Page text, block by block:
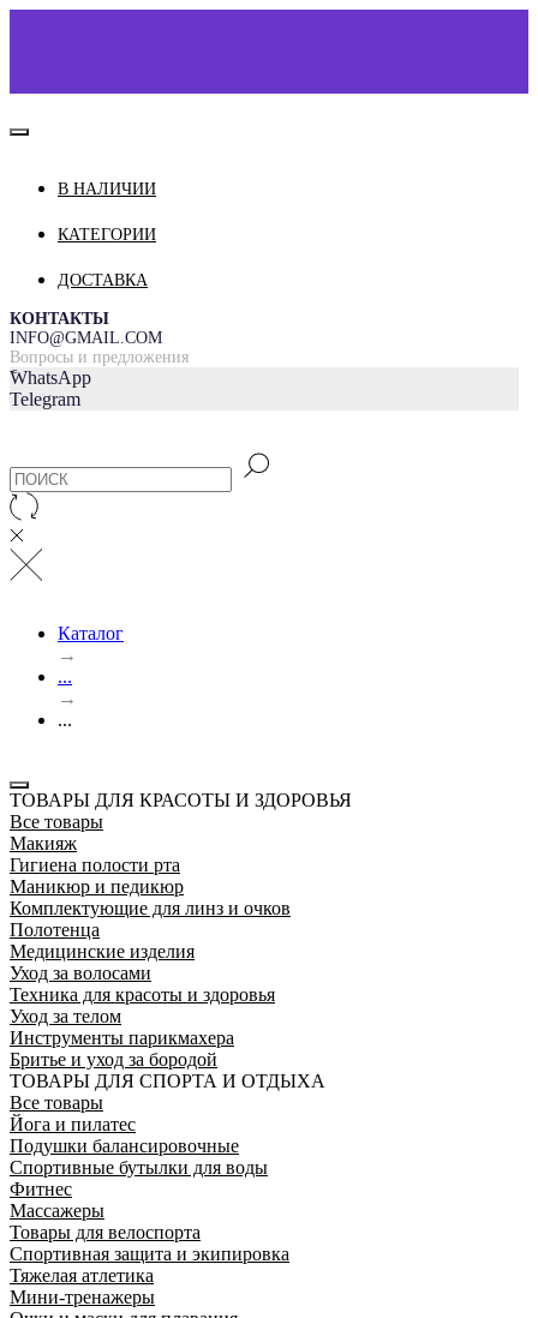
О НАС
ДОСТАВКА И ОПЛАТА
=
В НАЛИЧИИ
КАТЕГОРИИ
ДОСТАВКА
КОНТАКТЫ
INFO@GMAIL.COM
Вопросы и предложения
WhatsApp
Telegram
Каталог
→
...
→
...
ТОВАРЫ ДЛЯ КРАСОТЫ И ЗДОРОВЬЯ
Все товары
Макияж
Гигиена полости рта
Маникюр и педикюр
Комплектующие для линз и очков
Полотенца
Медицинские изделия
Уход за волосами
Техника для красоты и здоровья
Уход за телом
Инструменты парикмахера
Бритье и уход за бородой
ТОВАРЫ ДЛЯ СПОРТА И ОТДЫХА
Все товары
Йога и пилатес
Подушки балансировочные
Спортивные бутылки для воды
Фитнес
Массажеры
Товары для велоспорта
Спортивная защита и экипировка
Тяжелая атлетика
Мини-тренажеры